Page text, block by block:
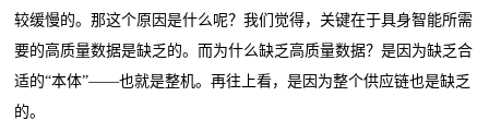
较缓慢的。那这个原因是什么呢？我们觉得，关键在于具身智能所需
要的高质量数据是缺乏的。而为什么缺乏高质量数据？是因为缺乏合
适的“本体”——也就是整机。再往上看，是因为整个供应链也是缺乏
的。